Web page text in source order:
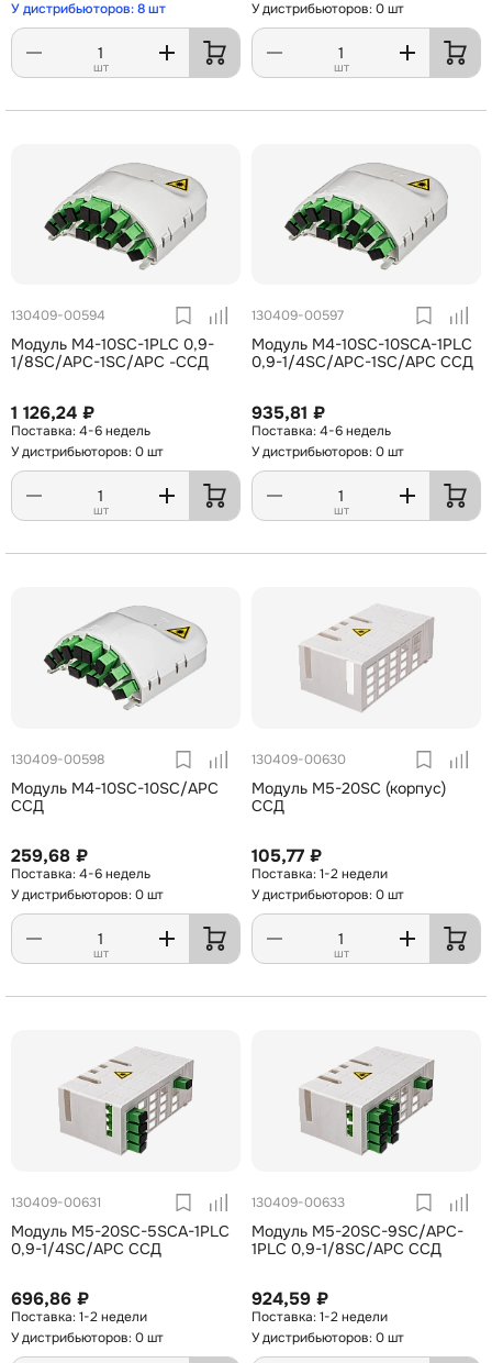
У дистрибьюторов: 8 шт
шт
У дистрибьюторов: 0 шт
шт
130409-00594
Модуль М4-10SC-1PLC 0,9-
1/8SC/APC-1SC/APC -ССД
1 126,24 ₽
4-6 недель
У дистрибьюторов: 0 шт
шт
130409-00597
Модуль М4-10SC-10SCA-1PLC
0,9-1/4SC/APC-1SC/APC ССД
935,81 ₽
4-6 недель
У дистрибьюторов: 0 шт
шт
130409-00598
Модуль М4-10SC-10SC/APC
ССД
259,68 ₽
4-6 недель
У дистрибьюторов: 0 шт
шт
130409-00630
Модуль М5-20SC (корпус)
ССД
105,77 ₽
1-2 недели
У дистрибьюторов: 0 шт
шт
130409-00631
Модуль М5-20SC-5SCA-1PLC
0,9-1/4SC/APC ССД
696,86 ₽
1-2 недели
У дистрибьюторов: 0 шт
130409-00633
Модуль М5-20SC-9SC/APC-
1PLC 0,9-1/8SC/APC ССД
924,59 ₽
1-2 недели
У дистрибьюторов: 0 шт